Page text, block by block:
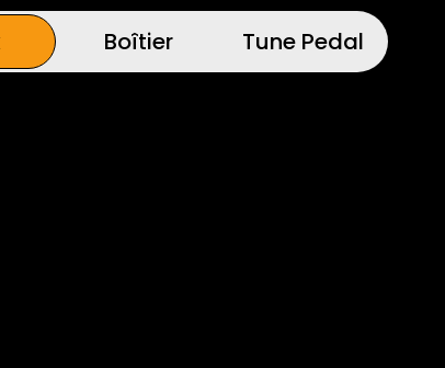
Boîtier Tune Pedal